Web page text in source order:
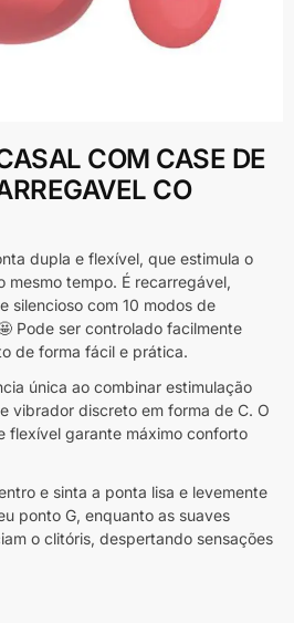
COM CASE DE
CO
dupla e flexível, que estimula o
mesmo tempo. É recarregável,
silencioso com 10 modos de
Pode ser controlado facilmente
de forma fácil e prática.
única ao combinar estimulação
vibrador discreto em forma de C. O
flexível garante máximo conforto
e sinta a ponta lisa e levemente
ponto G, enquanto as suaves
o clitóris, despertando sensações